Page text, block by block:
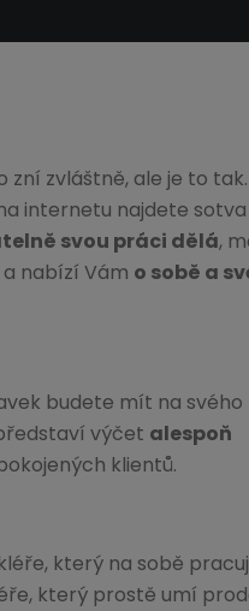
zní zvláštně, ale je to
internetu najdete sotva
svou práci dělá,
nabízí Vám o sobě a
budete mít na svého
výčet alespoň
klientů.
který na sobě
který prostě umí